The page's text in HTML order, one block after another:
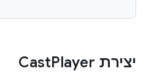
יצירת Cast Player